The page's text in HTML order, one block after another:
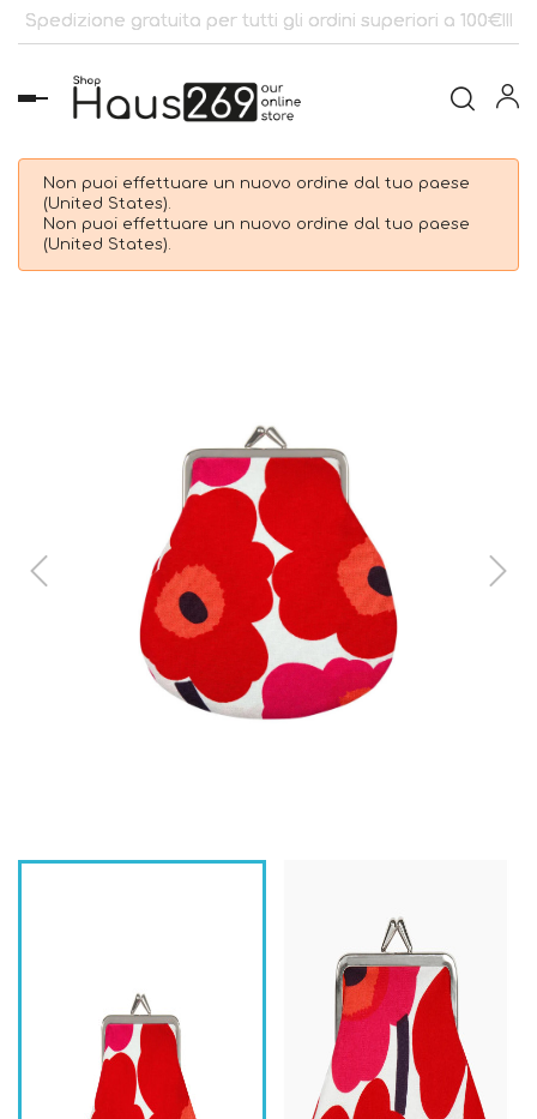
Spedizione gratuita per tutti gli ordini superiori a 100€!!!
navigazione
Non puoi effettuare un nuovo ordine dal tuo paese
(United States).
Non puoi effettuare un nuovo ordine dal tuo paese
(United States).